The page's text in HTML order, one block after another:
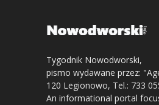
Tygodnik Nowodworski,
pismo wydawane przez:
120 Legionowo, Tel.: 733
An informational portal